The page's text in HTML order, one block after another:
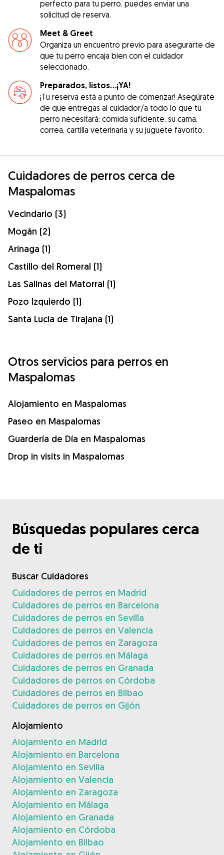
perfecto para tu perro, puedes enviar una
solicitud de reserva.
Meet & Greet
Organiza un encuentro previo para asegurarte de
que tu perro encaja bien con el cuidador
seleccionado.
Preparados, listos...¡YA!
¡Tu reserva está a punto de comenzar! Asegúrate
de que entregas al cuidador/a todo lo que tu
perro necesitará: comida suficiente, su cama,
correa, cartilla veterinaria y su juguete favorito.
Cuidadores de perros cerca de
Maspalomas
Vecindario (3)
Mogán (2)
Arinaga (1)
Castillo del Romeral (1)
Las Salinas del Matorral (1)
Pozo Izquierdo (1)
Santa Lucía de Tirajana (1)
Otros servicios para perros en
Maspalomas
Alojamiento en Maspalomas
Paseo en Maspalomas
Guardería de Día en Maspalomas
Drop in visits in Maspalomas
Búsquedas populares cerca
de ti
Buscar Cuidadores
Cuidadores de perros en Madrid
Cuidadores de perros en Barcelona
Cuidadores de perros en Sevilla
Cuidadores de perros en Valencia
Cuidadores de perros en Zaragoza
Cuidadores de perros en Málaga
Cuidadores de perros en Granada
Cuidadores de perros en Córdoba
Cuidadores de perros en Bilbao
Cuidadores de perros en Gijón
Alojamiento
Alojamiento en Madrid
Alojamiento en Barcelona
Alojamiento en Sevilla
Alojamiento en Valencia
Alojamiento en Zaragoza
Alojamiento en Málaga
Alojamiento en Granada
Alojamiento en Córdoba
Alojamiento en Bilbao